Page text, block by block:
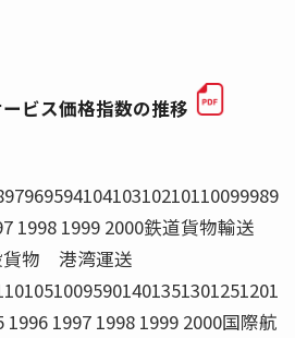
ビス価格指数の推移